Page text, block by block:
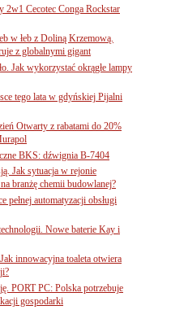
Cecotec Conga Rockstar
w łeb z Doliną Krzemową.
z globalnymi gigant
Jak wykorzystać okrągłe lampy
tego lata w gdyńskiej Pijalni
Otwarty z rabatami do 20%
BKS: dźwignia B-7404
Jak sytuacja w rejonie
branżę chemii budowlanej?
automatyzacji obsługi
Nowe baterie Kay i
innowacyjna toaleta otwiera
PORT PC: Polska potrzebuje
gospodarki